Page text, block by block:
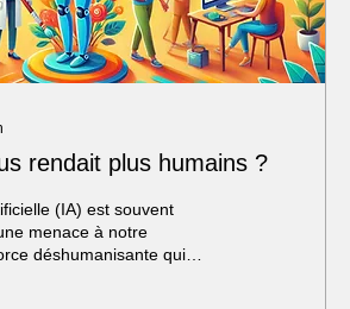
rendait plus humains ?
(IA) est souvent
menace à notre
déshumanisante qui